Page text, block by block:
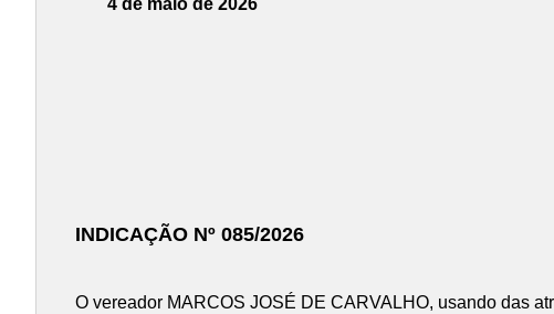
4 de maio de 2026
INDICAÇÃO Nº 085/2026
O vereador MARCOS JOSÉ DE CARVALHO, usando das